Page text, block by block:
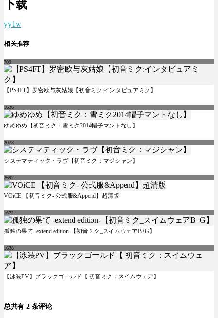
下载
yy1w
相关推荐
709
【PS4FT】罗密欧与灰姑娘【初音ミク:インタビュアミク】
1636
ゆめゆめ【初音ミク：雪ミク2014帽子マントなし】
2073
システマティック・ラヴ【初音ミク：マジシャン】
2692
VOiCE 【初音ミク- 公式服&Append】超清版
1622
孤独の果て -extend edition-【初音ミク_スイムウェアB+G】
1638
【泳装PV】ブラックゴールド【 初音ミク：スイムウェア】
总共有 2 条评论